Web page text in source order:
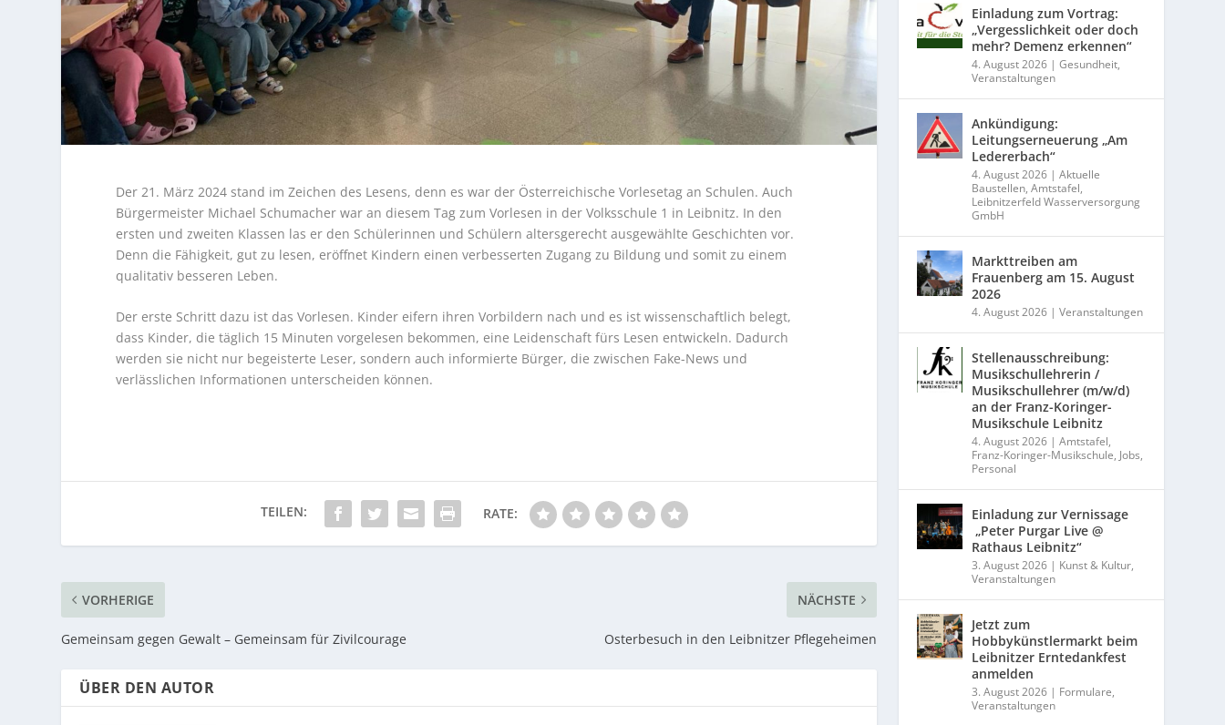
Der 21. März 2024 stand im Zeichen des Lesens, denn es war der Österreichische Vorlesetag an Schulen. Auch
Bürgermeister Michael Schumacher war an diesem Tag zum Vorlesen in der Volksschule 1 in Leibnitz. In den
ersten und zweiten Klassen las er den Schülerinnen und Schülern altersgerecht ausgewählte Geschichten vor.
Denn die Fähigkeit, gut zu lesen, eröffnet Kindern einen verbesserten Zugang zu Bildung und somit zu einem
qualitativ besseren Leben.
Der erste Schritt dazu ist das Vorlesen. Kinder eifern ihren Vorbildern nach und es ist wissenschaftlich belegt,
dass Kinder, die täglich 15 Minuten vorgelesen bekommen, eine Leidenschaft fürs Lesen entwickeln. Dadurch
werden sie nicht nur begeisterte Leser, sondern auch informierte Bürger, die zwischen Fake-News und
verlässlichen Informationen unterscheiden können.
RATE:
VORHERIGE
Gemeinsam gegen Gewalt – Gemeinsam für Zivilcourage
NÄCHSTE
Osterbesuch in den Leibnitzer Pflegeheimen
ÜBER DEN AUTOR
Einladung zum Vortrag:
„Vergesslichkeit oder doch
mehr? Demenz erkennen“
4. August 2026 |Gesundheit,
Veranstaltungen
Ankündigung:
Leitungserneuerung „Am
Ledererbach“
4. August 2026 |Aktuelle
Baustellen,Amtstafel,
Leibnitzerfeld Wasserversorgung
GmbH
Markttreiben am
Frauenberg am 15. August
2026
4. August 2026 |Veranstaltungen
Stellenausschreibung:
Musikschullehrerin /
Musikschullehrer (m/w/d)
an der Franz-Koringer-
Musikschule Leibnitz
4. August 2026 |Amtstafel,
Franz-Koringer-Musikschule, Jobs,
Personal
Einladung zur Vernissage
„Peter Purgar Live @
Rathaus Leibnitz“
3. August 2026 | Kunst & Kultur,
Veranstaltungen
Jetzt zum
Hobbykünstlermarkt beim
Leibnitzer Erntedankfest
anmelden
3. August 2026 | Formulare,
Veranstaltungen